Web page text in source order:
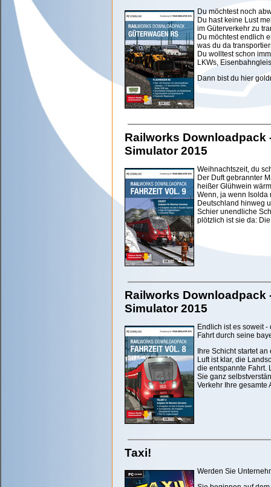
Du möchtest noch
Du hast keine Lust
im Güterverkehr zu
Du möchtest endlich
was du da
Du wolltest schon
LKWs,
Dann bist du hier
Railworks Downloadpack
Simulator 2015
Weihnachtszeit, du
Der Duft gebrannter
heißer Glühwein
Wenn, ja wenn Isolda
Deutschland hinweg
Schier unendliche
plötzlich ist sie da:
Railworks Downloadpack
Simulator 2015
Endlich ist es soweit
Fahrt durch seine
Ihre Schicht startet
Luft ist klar, die
die entspannte Fahrt.
Sie ganz
Verkehr Ihre gesamte
Taxi!
Werden Sie